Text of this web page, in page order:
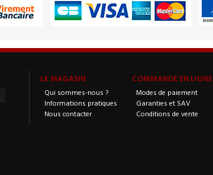
LE MAGASIN
Qui sommes-nous ?
Informations pratiques
Nous contacter
COMMANDE EN LIGNE
Modes de paiement
Garanties et SAV
Conditions de vente